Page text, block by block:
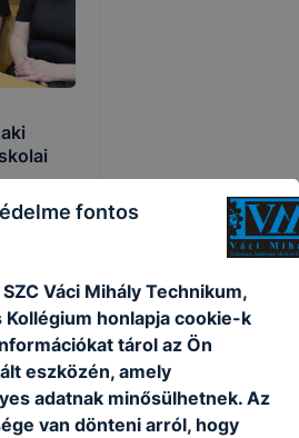
fontos
Váci Mihály Technikum,
Kollégium honlapja cookie-k
tárol az Ön
eszközén, amely
adatnak minősülhetnek. Az
van dönteni arról, hogy